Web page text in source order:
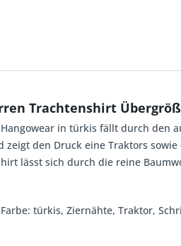
Trachtenshirt
in türkis fällt durch den
zeigt den Druck eine Traktors
lässt sich durch die reine
türkis, Ziernähte, Traktor,